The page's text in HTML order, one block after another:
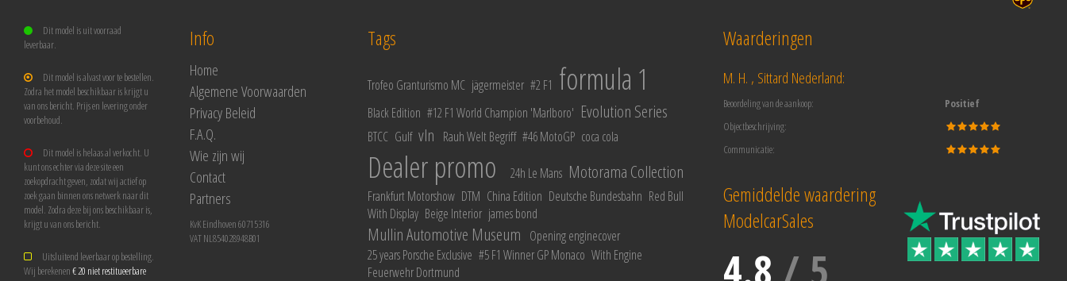
Dit model is uit voorraad
leverbaar.
Dit model is alvast voor te bestellen.
Zodra het model beschikbaar is krijgt u
van ons bericht. Prijs en levering onder
voorbehoud.
Dit model is helaas al verkocht. U
kunt ons echter via deze site een
zoekopdracht geven, zodat wij actief op
zoek gaan binnen ons netwerk naar dit
model. Zodra deze bij ons beschikbaar is,
krijgt u van ons bericht.
Uitsluitend leverbaar op bestelling.
Wij berekenen€ 20 niet restitueerbare
Info
Home
Algemene Voorwaarden
Privacy Beleid
F.A.Q.
Wie zijn wij
Contact
Partners
KvK Eindhoven 60715316
VAT NL854028948B01
Tags
Trofeo Granturismo MC jägermeister #2 F1 formula 1
Black Edition #12 F1 World Champion 'Marlboro' Evolution Series
BTCC Gulf vln Rauh Welt Begriff #46 MotoGP coca cola
Dealer promo 24h Le Mans Motorama Collection
Frankfurt Motorshow DTM China Edition Deutsche Bundesbahn Red Bull
With Display Beige Interior james bond
Mullin Automotive Museum Opening enginecover
25 years Porsche Exclusive #5 F1 Winner GP Monaco With Engine
Feuerwehr Dortmund
Waarderingen
M. H. , Sittard Nederland:
Beoordeling van de aankoop:
Positief
Objectbeschrijving:
Communicatie:
Gemiddelde waardering
ModelcarSales